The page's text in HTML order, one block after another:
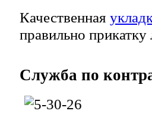
Качественная
правильно
Служба по